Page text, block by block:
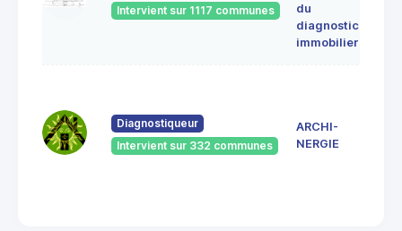
Intervient sur 1117 communes
du
diagnostic
immobilier
Diagnostiqueur
Intervient sur 332 communes
ARCHI-
NERGIE